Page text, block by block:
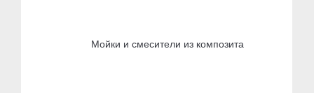
Мойки и смесители из композита